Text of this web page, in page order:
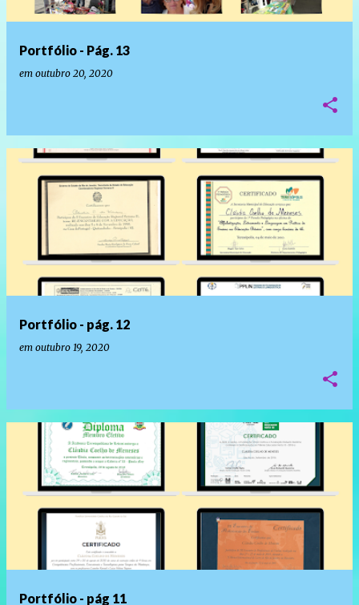
Portfólio - Pág. 13
em outubro 20, 2020
Portfólio - pág. 12
em outubro 19, 2020
Portfólio - pág 11